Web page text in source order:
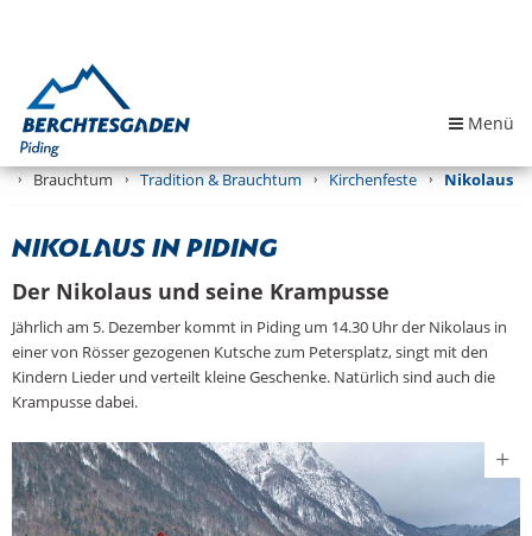
Menü
Brauchtum Tradition & Brauchtum Kirchenfeste Nikolaus
Nikolaus in Piding
Der Nikolaus und seine Krampusse
Jährlich am 5. Dezember kommt in Piding um 14.30 Uhr der Nikolaus in
einer von Rösser gezogenen Kutsche zum Petersplatz, singt mit den
Kindern Lieder und verteilt kleine Geschenke. Natürlich sind auch die
Krampusse dabei.